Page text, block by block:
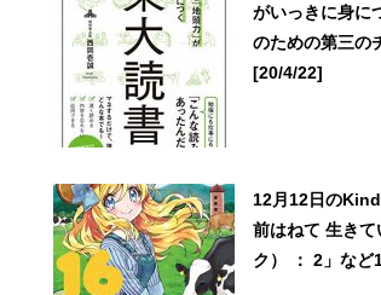
がいっきに身に
のための第三の
[20/4/22]
12月12日の
前はねて 生き
ク） ： 2」など